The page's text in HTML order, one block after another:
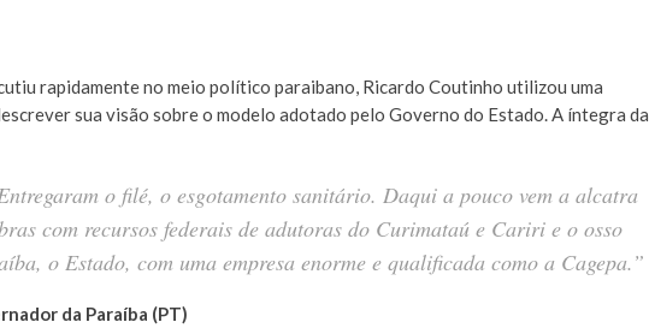
rapidamente no meio político paraibano, Ricardo Coutinho utilizou uma
sua visão sobre o modelo adotado pelo Governo do Estado. A íntegra da
o filé, o esgotamento sanitário. Daqui a pouco vem a alcatra
com recursos federais de adutoras do Curimataú e Cariri e o osso
o Estado, com uma empresa enorme e qualificada como a Cagepa.”
da Paraíba (PT)